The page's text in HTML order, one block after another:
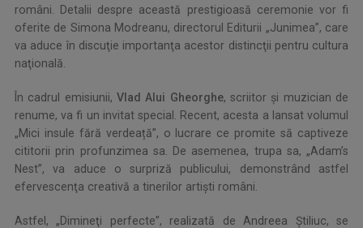
români. Detalii despre această prestigioasă ceremonie vor fi
oferite de Simona Modreanu, directorul Editurii „Junimea”, care
va aduce în discuţie importanţa acestor distincţii pentru cultura
naţională.
În cadrul emisiunii, Vlad Alui Gheorghe, scriitor şi muzician de
renume, va fi un invitat special. Recent, acesta a lansat volumul
„Mici insule fără verdeață”, o lucrare ce promite să captiveze
cititorii prin profunzimea sa. De asemenea, trupa sa, „Adam’s
Nest”, va aduce o surpriză publicului, demonstrând astfel
efervescenţa creativă a tinerilor artişti români.
Astfel, „Dimineţi perfecte”, realizată de Andreea Știliuc, se